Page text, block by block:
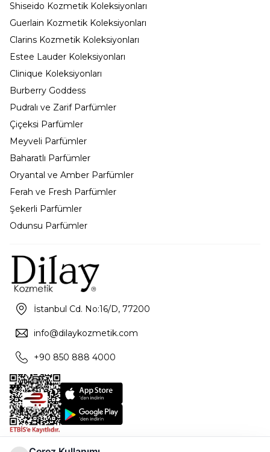
Shiseido Kozmetik Koleksiyonları
Guerlain Kozmetik Koleksiyonları
Clarins Kozmetik Koleksiyonları
Estee Lauder Koleksiyonları
Clinique Koleksiyonları
Burberry Goddess
Pudralı ve Zarif Parfümler
Çiçeksi Parfümler
Meyveli Parfümler
Baharatlı Parfümler
Oryantal ve Amber Parfümler
Ferah ve Fresh Parfümler
Şekerli Parfümler
Odunsu Parfümler
İstanbul Cd. No:16/D, 77200
info@dilaykozmetik.com
+90 850 888 4000